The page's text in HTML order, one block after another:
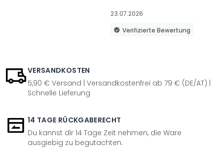
23.07.2026
Verifizierte Bewertung
VERSANDKOSTEN
5,90 € Versand | Versandkostenfrei ab 79 € (DE/AT) |
Schnelle Lieferung
14 TAGE RÜCKGABERECHT
Du kannst dir 14 Tage Zeit nehmen, die Ware
ausgiebig zu begutachten.